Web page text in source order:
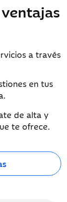
a través
en tus
de alta y
te ofrece.